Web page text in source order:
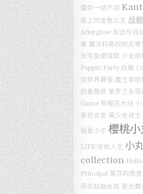
露伴一动不动
崖上的金鱼公主 战
Afterglow 永远与自
奏 魔法科高校的劣等
女宅急便琪琪 少女前
Poppin’Party 白箱
就世界最强 魔王学
的鲁路修 紫罗兰永恒
Game 新樱花大战 小
家有女友 美少女战士
福星小子 櫻桃小
LIFE/非枪人生 小
collection
Principal
莱莎的炼
师灰姑娘女孩 星光舞